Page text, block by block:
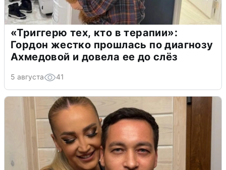
«Триггерю тех, кто в терапии»:
Гордон жестко прошлась по диагнозу
Ахмедовой и довела ее до слёз
5 августа 41